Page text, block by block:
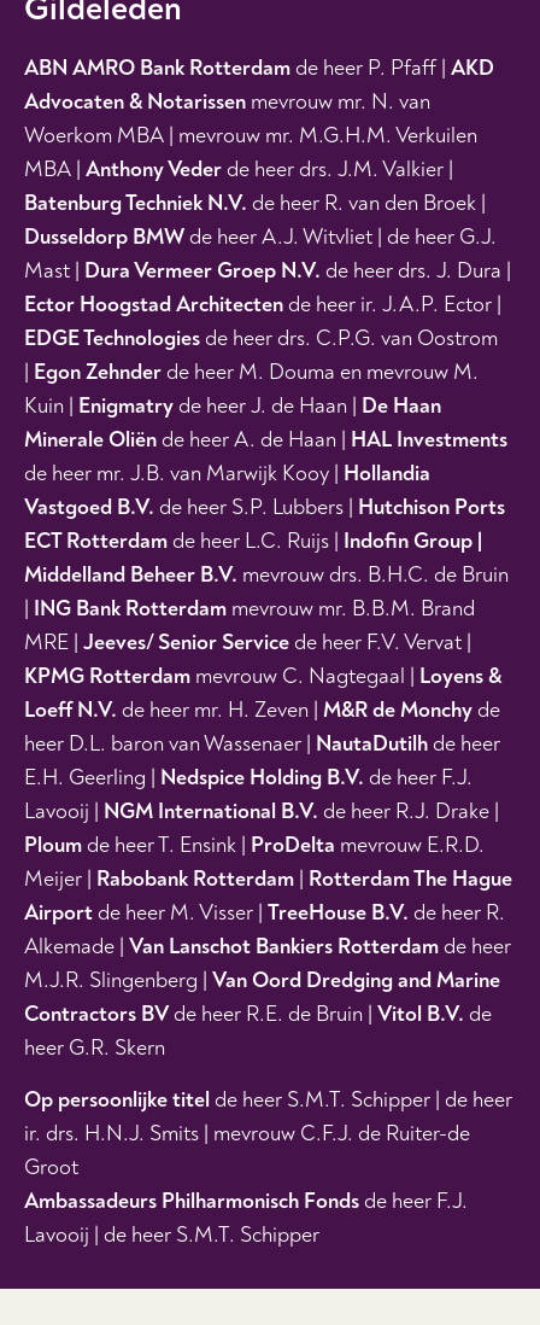
Gildeleden
ABN AMRO Bank Rotterdam de heer P. Pfaff | AKD
Advocaten & Notarissen mevrouw mr. N. van
Woerkom MBA | mevrouw mr. M.G.H.M. Verkuilen
MBA | Anthony Veder de heer drs. J.M. Valkier |
Batenburg Techniek N.V. de heer R. van den Broek |
Dusseldorp BMW de heer A.J. Witvliet | de heer G.J.
Mast | Dura Vermeer Groep N.V. de heer drs. J. Dura |
Ector Hoogstad Architecten de heer ir. J.A.P. Ector |
EDGE Technologies de heer drs. C.P.G. van Oostrom
| Egon Zehnder de heer M. Douma en mevrouw M.
Kuin | Enigmatry de heer J. de Haan | De Haan
Minerale Oliën de heer A. de Haan | HAL Investments
de heer mr. J.B. van Marwijk Kooy | Hollandia
Vastgoed B.V. de heer S.P. Lubbers | Hutchison Ports
ECT Rotterdam de heer L.C. Ruijs | Indofin Group |
Middelland Beheer B.V. mevrouw drs. B.H.C. de Bruin
| ING Bank Rotterdam mevrouw mr. B.B.M. Brand
MRE | Jeeves/ Senior Service de heer F.V. Vervat |
KPMG Rotterdam mevrouw C. Nagtegaal | Loyens &
Loeff N.V. de heer mr. H. Zeven | M&R de Monchy de
heer D.L. baron van Wassenaer | NautaDutilh de heer
E.H. Geerling | Nedspice Holding B.V. de heer F.J.
Lavooij | NGM International B.V. de heer R.J. Drake |
Ploum de heer T. Ensink | ProDelta mevrouw E.R.D.
Meijer | Rabobank Rotterdam | Rotterdam The Hague
Airport de heer M. Visser | TreeHouse B.V. de heer R.
Alkemade | Van Lanschot Bankiers Rotterdam de heer
M.J.R. Slingenberg | Van Oord Dredging and Marine
Contractors BVde heer R.E. de Bruin | Vitol B.V. de
heer G.R. Skern
Op persoonlijke titel de heer S.M.T. Schipper | de heer
ir. drs. H.N.J. Smits | mevrouw C.F.J. de Ruiter-de
Groot
Ambassadeurs Philharmonisch Fonds de heer F.J.
Lavooij | de heer S.M.T. Schipper